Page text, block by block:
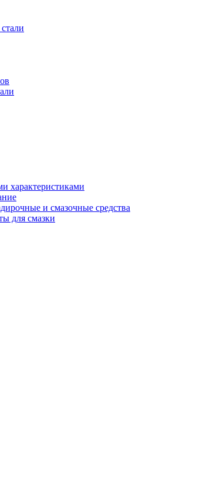
характеристиками
и смазочные средства
для смазки